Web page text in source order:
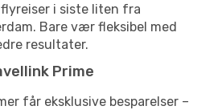
i siste liten fra
Bare vær fleksibel med
resultater.
Prime
får eksklusive besparelser –